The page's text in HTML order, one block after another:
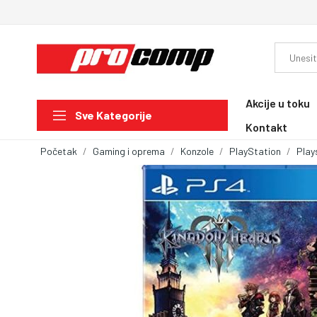
Sve Kategorije
Akcije u toku
Kontakt
Početak Gaming i oprema Konzole PlayStation